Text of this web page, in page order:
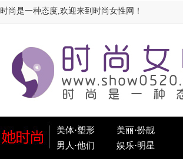
时尚是一种态度,欢迎来到时尚女性网！
美体·塑形 美丽·扮靓
男人 ·他们 娱乐·明星